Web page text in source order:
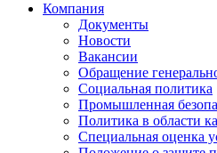
Компания
Документы
Новости
Вакансии
Обращение
Социальная политика
Промышленная
Политика в области
Специальная оценка